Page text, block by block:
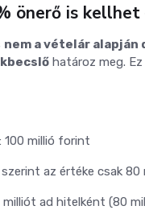
önerő is kellhet
nem a vételár alapján
határoz meg.
100 millió forint
az értéke csak 80
milliót ad hitelként (80